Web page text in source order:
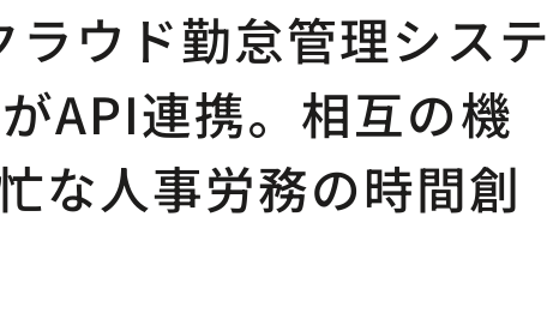
ラウド勤怠管理システ
API連携。 相互の機
な人事労務の時間創